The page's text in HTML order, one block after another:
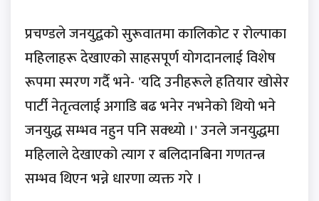
प्रचण्डले जनयुद्वको सुरूवातमा कालिकोट र रोल्पाका
महिलाहरू देखाएको साहसपूर्ण योगदानलाई विशेष
रूपमा स्मरण गर्दै भने- 'यदि उनीहरूले हतियार खोसेर
पार्टी नेतृत्वलाई अगाडि बढ भनेर नभनेको थियो भने
जनयुद्ध सम्भव नहुन पनि सक्थ्यो ।' उनले जनयुद्धमा
महिलाले देखाएको त्याग र बलिदानबिना गणतन्त्र
सम्भव थिएन भन्ने धारणा व्यक्त गरे ।